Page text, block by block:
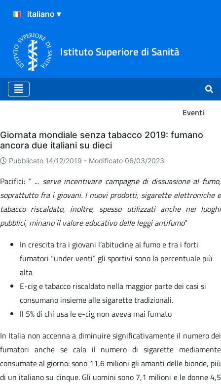
Istituto Superiore di Sanità
Eventi
Eventi
Giornata mondiale senza tabacco 2019: fumano
ancora due italiani su dieci
Pubblicato 14/12/2019 - Modificato 06/03/2023
Pacifici: “ ... serve incentivare campagne di dissuasione al fumo,
soprattutto fra i giovani. I nuovi prodotti, sigarette elettroniche e
tabacco riscaldato, inoltre, spesso utilizzati anche nei luoghi
pubblici, minano il valore educativo delle leggi antifumo”
In crescita tra i giovani l’abitudine al fumo e tra i forti
fumatori “under venti” gli sportivi sono la percentuale più
alta
E-cig e tabacco riscaldato nella maggior parte dei casi si
consumano insieme alle sigarette tradizionali.
Il 5% di chi usa le e-cig non aveva mai fumato
In Italia non accenna a diminuire significativamente il numero dei
fumatori anche se cala il numero di sigarette mediamente
consumate al giorno: sono 11,6 milioni gli amanti delle bionde, più
di un italiano su cinque. Gli uomini sono 7,1 milioni e le donne 4,5